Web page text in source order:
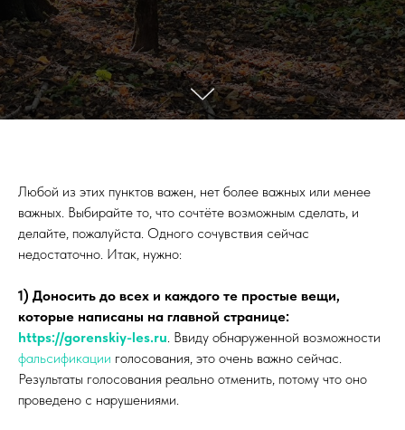
Любой из этих пунктов важен, нет более важных или менее
важных. Выбирайте то, что сочтёте возможным сделать, и
делайте, пожалуйста. Одного сочувствия сейчас
недостаточно. Итак, нужно:
1) Доносить до всех и каждого те простые вещи,
которые написаны на главной странице:
https://gorenskiy-les.ru. Ввиду обнаруженной возможности
фальсификации голосования, это очень важно сейчас.
Результаты голосования реально отменить, потому что оно
проведено с нарушениями.